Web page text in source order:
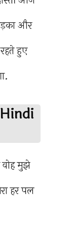
और
हुए
मुझे
हर पल